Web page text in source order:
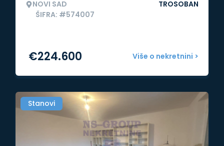
NOVI SAD
ŠIFRA: #574007
TROSOBAN
Više o nekretnini >
€224.600
Stanovi